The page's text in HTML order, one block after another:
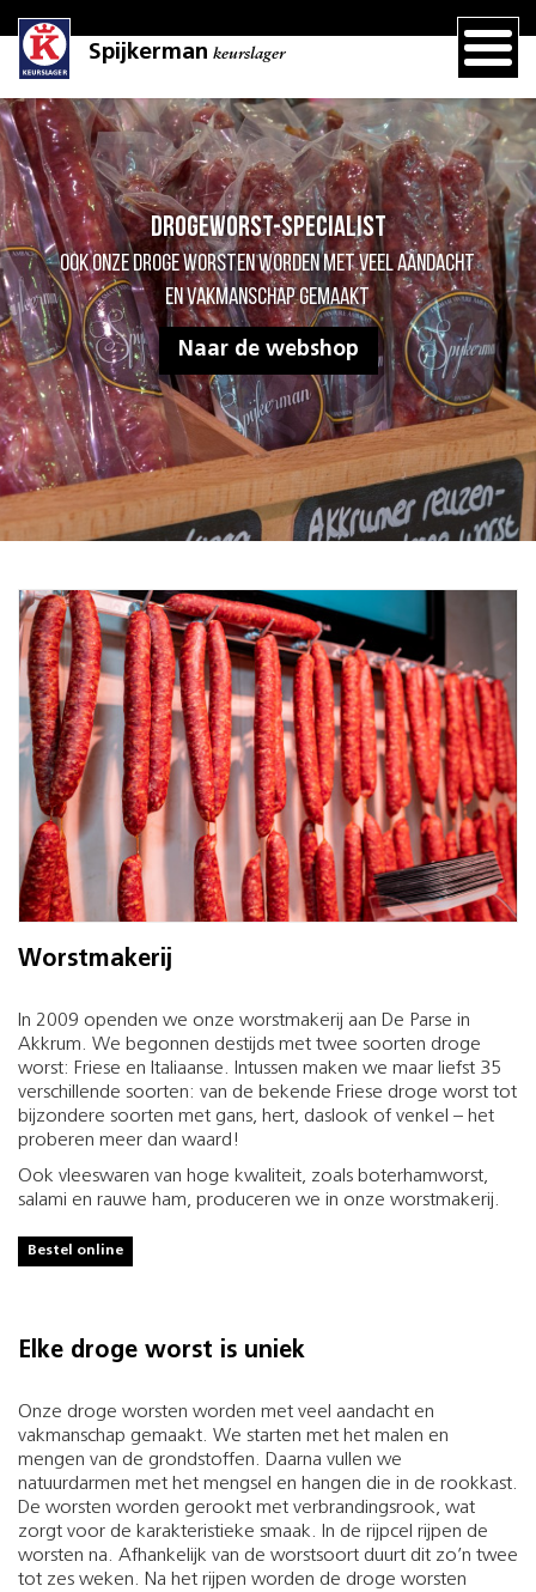
Spijkerman keurslager
Drogeworst-specialist
Ook onze droge worsten worden met veel aandacht
en vakmanschap gemaakt
Naar de webshop
Worstmakerij
In 2009 openden we onze worstmakerij aan De Parse in
Akkrum. We begonnen destijds met twee soorten droge
worst: Friese en Italiaanse. Intussen maken we maar liefst 35
verschillende soorten: van de bekende Friese droge worst tot
bijzondere soorten met gans, hert, daslook of venkel – het
proberen meer dan waard!
Ook vleeswaren van hoge kwaliteit, zoals boterhamworst,
salami en rauwe ham, produceren we in onze worstmakerij.
Bestel online
Elke droge worst is uniek
Onze droge worsten worden met veel aandacht en
vakmanschap gemaakt. We starten met het malen en
mengen van de grondstoffen. Daarna vullen we
natuurdarmen met het mengsel en hangen die in de rookkast.
De worsten worden gerookt met verbrandingsrook, wat
zorgt voor de karakteristieke smaak. In de rijpcel rijpen de
worsten na. Afhankelijk van de worstsoort duurt dit zo’n twee
tot zes weken. Na het rijpen worden de droge worsten